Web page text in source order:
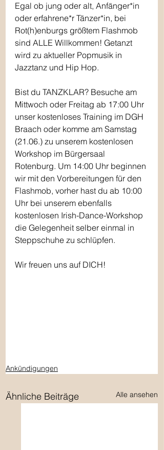
Egal ob jung oder alt, Anfänger*in
oder erfahrene*r Tänzer*in, bei
Rot(h)enburgs größtem Flashmob
sind ALLE Willkommen! Getanzt
wird zu aktueller Popmusik in
Jazztanz und Hip Hop.
Bist du TANZKLAR? Besuche am
Mittwoch oder Freitag ab 17:00 Uhr
unser kostenloses Training im DGH
Braach oder komme am Samstag
(21.06.) zu unserem kostenlosen
Workshop im Bürgersaal
Rotenburg. Um 14:00 Uhr beginnen
wir mit den Vorbereitungen für den
Flashmob, vorher hast du ab 10:00
Uhr bei unserem ebenfalls
kostenlosen Irish-Dance-Workshop
die Gelegenheit selber einmal in
Steppschuhe zu schlüpfen.
Wir freuen uns auf DICH!
Ankündigungen
Ähnliche Beiträge Alle ansehen